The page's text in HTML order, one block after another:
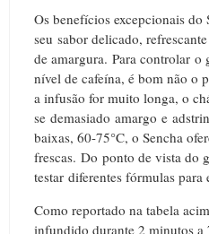
Os benefícios excepcionais do
seu sabor delicado,
de amargura. Para controlar o
nível de cafeína, é bom não o
a infusão for muito longa, o
se demasiado amargo e
baixas, 60-75°C, o Sencha
frescas. Do ponto de vista do
testar diferentes fórmulas
Como reportado na tabela
infundido durante 2 minutos a